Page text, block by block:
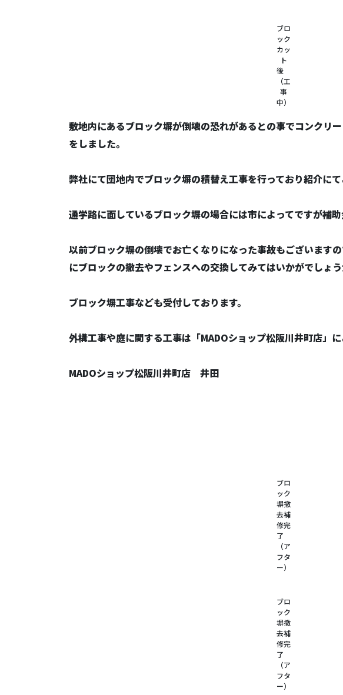
ブロ
ック
カッ
ト
後
（工
事
中）
敷地内にあるブロック塀が倒壊の恐れがあるとの事でコンクリ
をしました。
弊社にて団地内でブロック塀の積替え工事を行っており紹介にて
通学路に面しているブロック塀の場合には市によってですが補助
以前ブロック塀の倒壊でお亡くなりになった事故もございます
にブロックの撤去やフェンスへの交換してみてはいかがでしょう
ブロック塀工事なども受付しております。
外構工事や庭に関する工事は「MADOショップ松阪川井町店」に
MADOショップ松阪川井町店 井田
ブロ
ック
塀撤
去補
修完
了
（ア
フタ
ー）
ブロ
ック
塀撤
去補
修完
了
（ア
フタ
ー）